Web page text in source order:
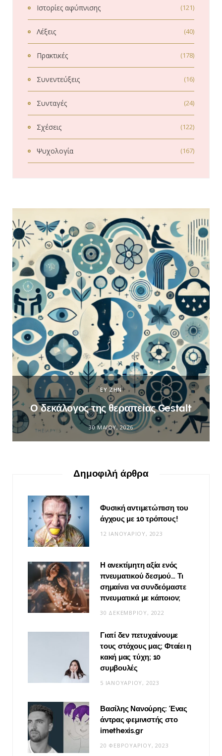
Ιστορίες αφύπνισης (121)
Λέξεις (40)
Πρακτικές (178)
Συνεντεύξεις (16)
Συνταγές (24)
Σχέσεις (122)
Ψυχολογία (167)
ΕΥ ΖΗΝ
Ο δεκάλογος της θεραπείας Gestalt
30 ΜΑΪ́ΟΥ, 2026
Δημοφιλή άρθρα
Φυσική αντιμετώπιση του
άγχους με 10 τρόπους!
12 ΙΑΝΟΥΑΡΊΟΥ, 2023
Η ανεκτίμητη αξία ενός
πνευματικού δεσμού… Τι
σημαίνει να συνδεόμαστε
πνευματικά με κάποιον;
30 ΔΕΚΕΜΒΡΊΟΥ, 2022
Γιατί δεν πετυχαίνουμε
τους στόχους μας; Φταίει η
κακή μας τύχη; 10
συμβουλές
5 ΙΑΝΟΥΑΡΊΟΥ, 2023
Βασίλης Νανούρης: Ένας
άντρας φεμινιστής στο
imethexis.gr
20 ΦΕΒΡΟΥΑΡΊΟΥ, 2023